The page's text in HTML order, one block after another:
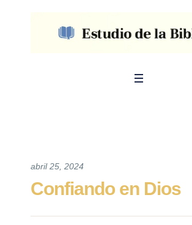
abril 25, 2024
Confiando en Dios